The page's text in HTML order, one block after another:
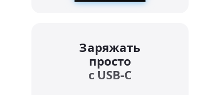
Заряжать
просто
с USB-C